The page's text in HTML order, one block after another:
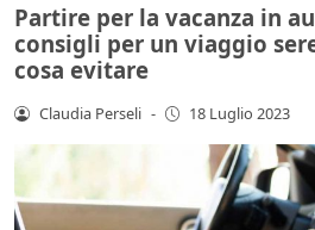
Partire per la vacanza in
consigli per un viaggio
cosa evitare
Claudia Perseli - 18 Luglio 2023